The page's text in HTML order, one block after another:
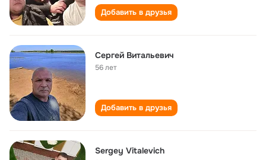
Добавить в друзья
Сергей Витальевич
56 лет
Добавить в друзья
Sergey Vitalevich